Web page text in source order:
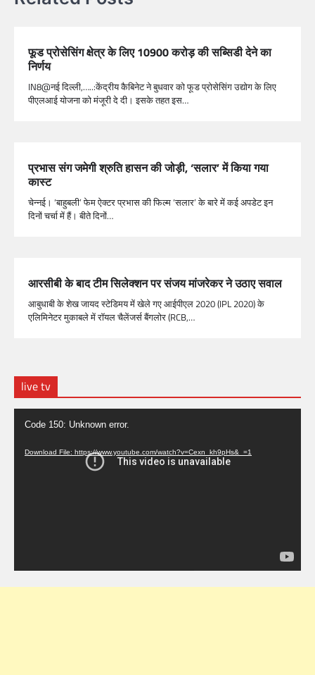
फूड प्रोसेसिंग क्षेत्र के लिए 10900 करोड़ की सब्सिडी देने का
निर्णय
IN8@नई दिल्ली,…..:केंद्रीय कैबिनेट ने बुधवार को फूड प्रोसेसिंग उद्योग के लिए
पीएलआई योजना को मंजूरी दे दी। इसके तहत इस…
प्रभास संग जमेगी श्रुति हासन की जोड़ी, ‘सलार’ में किया गया
कास्ट
चेन्नई। ‘बाहुबली’ फेम ऐक्टर प्रभास की फिल्म ‘सलार’ के बारे में कई अपडेट इन
दिनों चर्चा में हैं। बीते दिनों…
आरसीबी के बाद टीम सिलेक्शन पर संजय मांजरेकर ने उठाए सवाल
आबुधाबी के शेख जायद स्टेडिमय में खेले गए आईपीएल 2020 (IPL 2020) के
एलिमिनेटर मुकाबले में रॉयल चैलेंजर्स बैंगलोर (RCB,…
live tv
Video
Player
Code 150: Unknown error.
Download File: https://www.youtube.com/watch?v=Cexn_kh9pHs&_=1